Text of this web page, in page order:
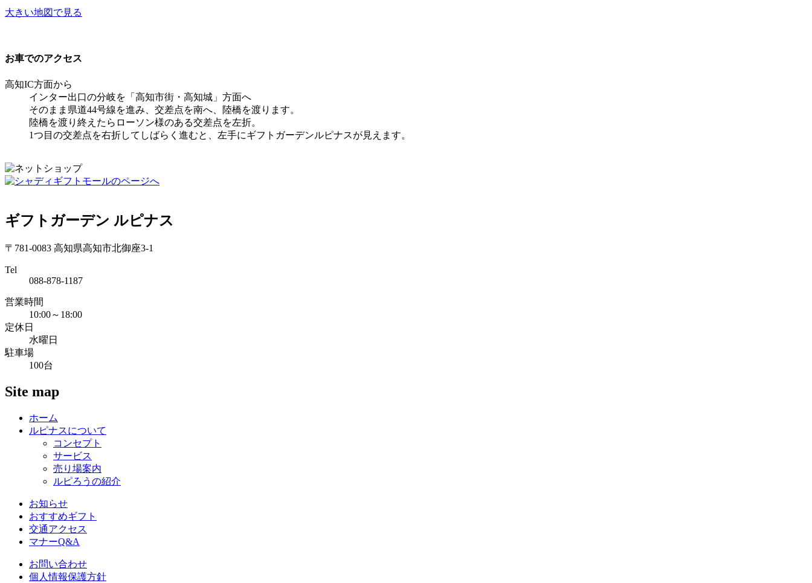
大きい地図で見る
お車でのアクセス
高知IC方面から
インター出口の分岐を「高知市街・高知城」方面へ
そのまま県道44号線を進み、交差点を南へ、陸橋を渡ります。
陸橋を渡り終えたらローソン様のある交差点を左折。
1つ目の交差点を右折してしばらく進むと、左手にギフトガーデンルピナスが見えます。
ギフトガーデン ルピナス
〒781-0083 高知県高知市北御座3-1
Tel
088-878-1187
営業時間
10:00～18:00
定休日
水曜日
駐車場
100台
Site map
ホーム
ルピナスについて
コンセプト
サービス
売り場案内
ルピろうの紹介
お知らせ
おすすめギフト
交通アクセス
マナーQ&A
お問い合わせ
個人情報保護方針